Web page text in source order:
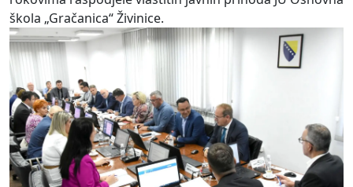
škola „Gračanica“ Živinice.